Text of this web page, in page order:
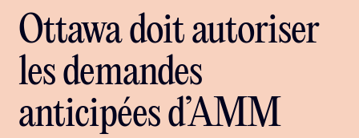
Ottawa doit autoriser
les demandes
anticipées d’AMM